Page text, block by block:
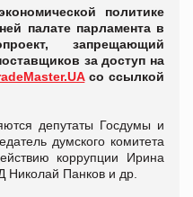
политике
палате парламента в
запрещающий
за доступ на
со ссылкой
депутаты Госдумы и
думского комитета
коррупции Ирина
Николай Панков и др.